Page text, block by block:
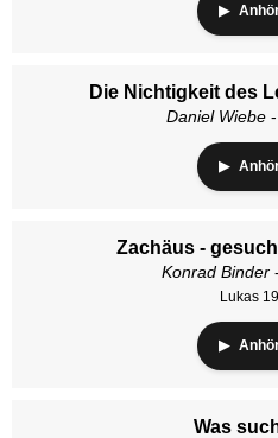
Die Nichtigkeit des
Daniel Wiebe-
Zachäus -
Konrad Binder
Lukas
Was